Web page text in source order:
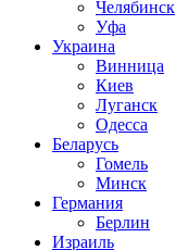
Челябинск
Уфа
Украина
Винница
Киев
Луганск
Одесса
Беларусь
Гомель
Минск
Германия
Берлин
Израиль